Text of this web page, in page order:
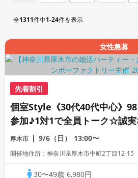
全1311件中1-24件を表示
女性急募
先着割引
個室Style《30代40代中心》
参加♪1対1で全員トーク☆誠実
活パーティー
厚木市 9/6（日） 13:00〜
開催地住所：神奈川県厚木市中町2丁目12-
30〜49歳 6,980円